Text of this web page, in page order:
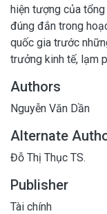
hiện tượng của
đúng đắn trong
quốc gia trước
trưởng kinh tế, lạm
Authors
Nguyễn Văn Dần
Alternate
Đỗ Thị Thục TS.
Publisher
Tài chính